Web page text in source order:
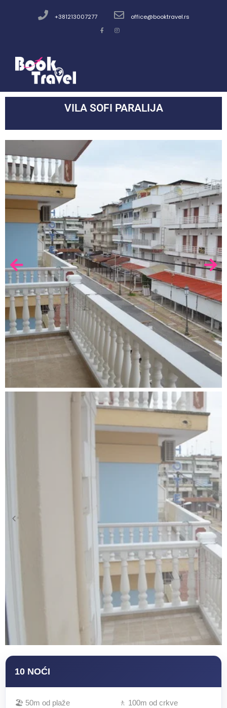
+381213007277 office@booktravel.rs
VILA SOFI PARALIJA
10 NOĆI
🏖 50m od plaže 🚶 100m od crkve